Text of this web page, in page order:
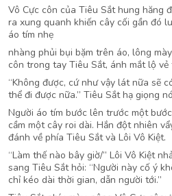
Vô Cực côn của Tiêu Sắt hung hăng
ra xung quanh khiến cây cối gần đó
áo tím nhẹ
nhàng phủi bụi bặm trên áo, lông
côn trong tay Tiêu Sắt, ánh mắt lộ
“Không được, cứ như vậy lát nữa sẽ
thể đi được nữa.” Tiêu Sắt hạ giọng
Người áo tím bước lên trước một
cầm một cây roi dài. Hắn đột nhiên
đánh về phía Tiêu Sắt và Lôi Vô Kiệt.
“Làm thế nào bây giờ/” Lôi Vô Kiệt
sang Tiêu Sắt hỏi: “Người này cố ý
chỉ kéo dài thời gian, dẫn người tới.”